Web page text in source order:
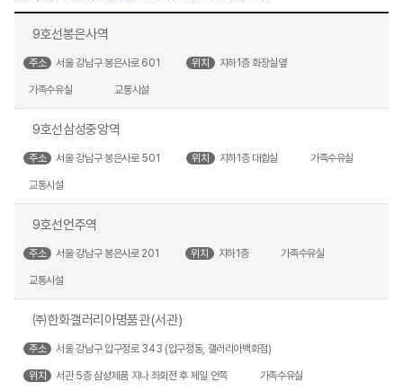
9호선봉은사역
주소 서울 강남구 봉은사로 601 위치 지하1층 화장실옆
가족수유실 교통시설
9호선삼성중앙역
주소 서울 강남구 봉은사로 501 위치 지하1층 대합실 가족수유실
교통시설
9호선언주역
주소 서울 강남구 봉은사로 201 위치 지하1층 가족수유실
교통시설
㈜한화갤러리아명품관(서관)
주소 서울 강남구 압구정로 343 (압구정동, 갤러리아백화점)
위치 서관 5층 삼성제품 지나 좌회전 후 제일 안쪽 가족수유실